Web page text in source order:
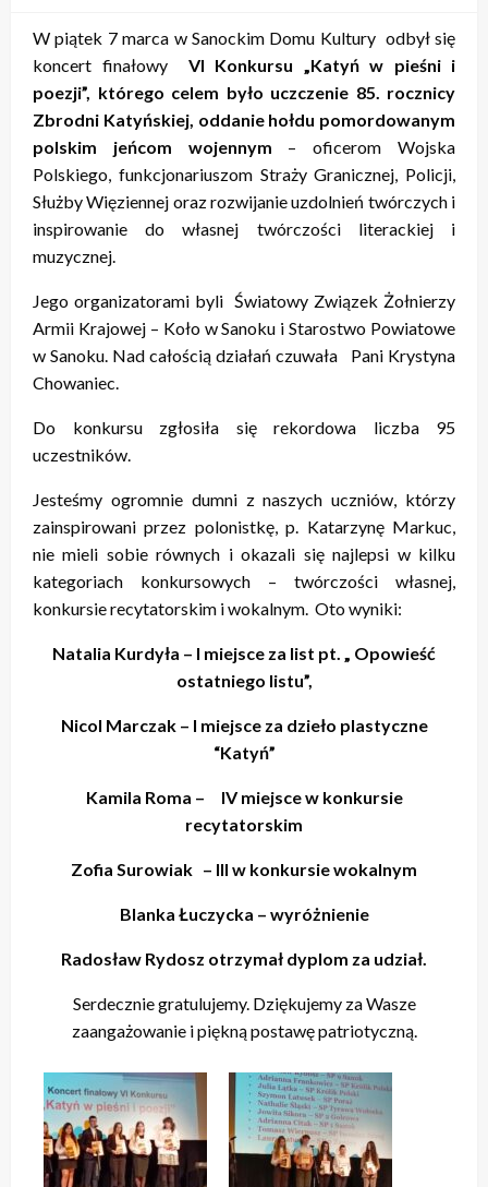
W piątek 7 marca w Sanockim Domu Kultury odbył się
koncert finałowy VI Konkursu „Katyń w pieśni i
poezji”, którego celem było uczczenie 85. rocznicy
Zbrodni Katyńskiej, oddanie hołdu pomordowanym
polskim jeńcom wojennym – oficerom Wojska
Polskiego, funkcjonariuszom Straży Granicznej, Policji,
Służby Więziennej oraz rozwijanie uzdolnień twórczych i
inspirowanie do własnej twórczości literackiej i
muzycznej.
Jego organizatorami byli Światowy Związek Żołnierzy
Armii Krajowej – Koło w Sanoku i Starostwo Powiatowe
w Sanoku. Nad całością działań czuwała Pani Krystyna
Chowaniec.
Do konkursu zgłosiła się rekordowa liczba 95
uczestników.
Jesteśmy ogromnie dumni z naszych uczniów, którzy
zainspirowani przez polonistkę, p. Katarzynę Markuc,
nie mieli sobie równych i okazali się najlepsi w kilku
kategoriach konkursowych – twórczości własnej,
konkursie recytatorskim i wokalnym. Oto wyniki:
Natalia Kurdyła – I miejsce za list pt. „ Opowieść
ostatniego listu”,
Nicol Marczak – I miejsce za dzieło plastyczne
“Katyń”
Kamila Roma – IV miejsce w konkursie
recytatorskim
Zofia Surowiak – III w konkursie wokalnym
Blanka Łuczycka – wyróżnienie
Radosław Rydosz otrzymał dyplom za udział.
Serdecznie gratulujemy. Dziękujemy za Wasze
zaangażowanie i piękną postawę patriotyczną.